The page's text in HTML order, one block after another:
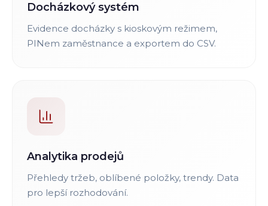
Docházkový systém
Evidence docházky s kioskovým režimem,
PINem zaměstnance a exportem do CSV.
Analytika prodejů
Přehledy tržeb, oblíbené položky, trendy. Data
pro lepší rozhodování.